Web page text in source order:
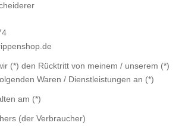
(*) den Rücktritt von meinem / unserem (*)
Waren / Dienstleistungen an (*)
am (*)
(der Verbraucher)